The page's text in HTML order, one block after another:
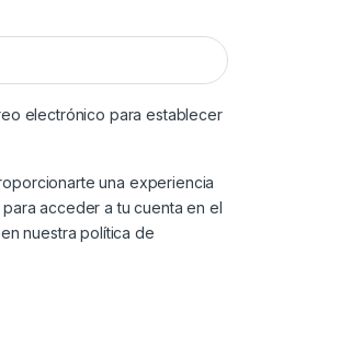
electrónico para establecer
una experiencia
acceder a tu cuenta en el
nuestrapolítica de